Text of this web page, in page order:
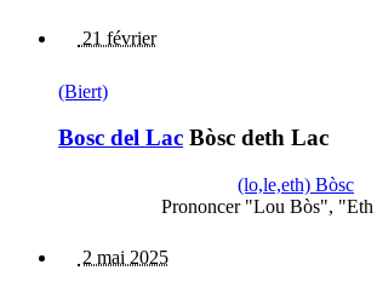
21 février
(Biert)
Bosc del Lac Bòsc deth Lac
(lo,le,eth) Bòsc
Prononcer "Lou Bòs", "Eth
2 mai 2025